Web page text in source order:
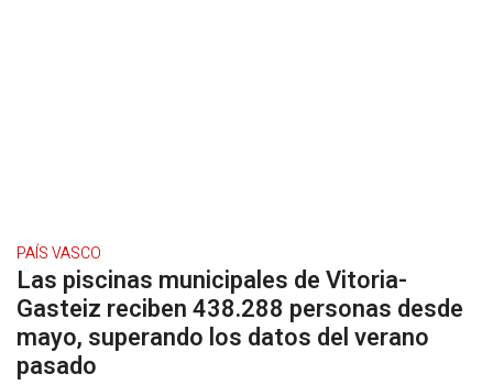
PAÍS VASCO
Las piscinas municipales de Vitoria-
Gasteiz reciben 438.288 personas desde
mayo, superando los datos del verano
pasado